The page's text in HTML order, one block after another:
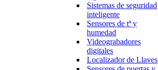
Sistemas de seguridad
inteligente
Sensores de tª y
humedad
Videograbadores
digitales
Localizador de Llaves